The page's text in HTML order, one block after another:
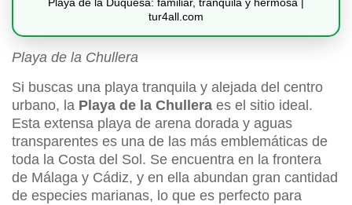
Playa de la Duquesa: familiar, tranquila y hermosa |
tur4all.com
Playa de la Chullera
Si buscas una playa tranquila y alejada del centro
urbano, la Playa de la Chullera es el sitio ideal.
Esta extensa playa de arena dorada y aguas
transparentes es una de las más emblemáticas de
toda la Costa del Sol. Se encuentra en la frontera
de Málaga y Cádiz, y en ella abundan gran cantidad
de especies marianas, lo que es perfecto para